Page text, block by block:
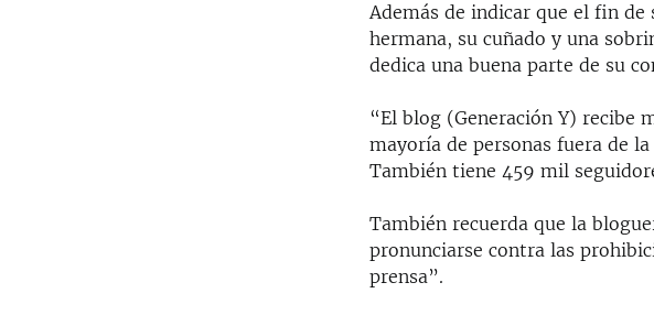
Además de indicar que el fin de
hermana, su cuñado y una
dedica una buena parte de su
“El blog (Generación Y) recibe
mayoría de personas fuera de
También tiene 459 mil
También recuerda que la
pronunciarse contra las
prensa”.